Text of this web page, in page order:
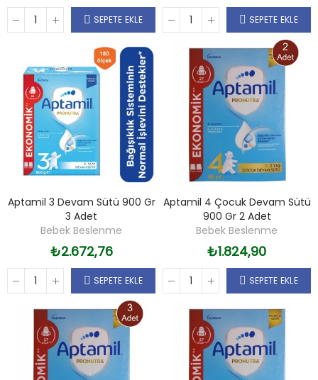
SEPETE EKLE SEPETE EKLE
Aptamil 3 Devam Sütü 900 Gr
3 Adet
Bebek Beslenme
₺2.672,76
SEPETE EKLE
Aptamil 4 Çocuk Devam Sütü
900 Gr 2 Adet
Bebek Beslenme
₺1.824,90
SEPETE EKLE